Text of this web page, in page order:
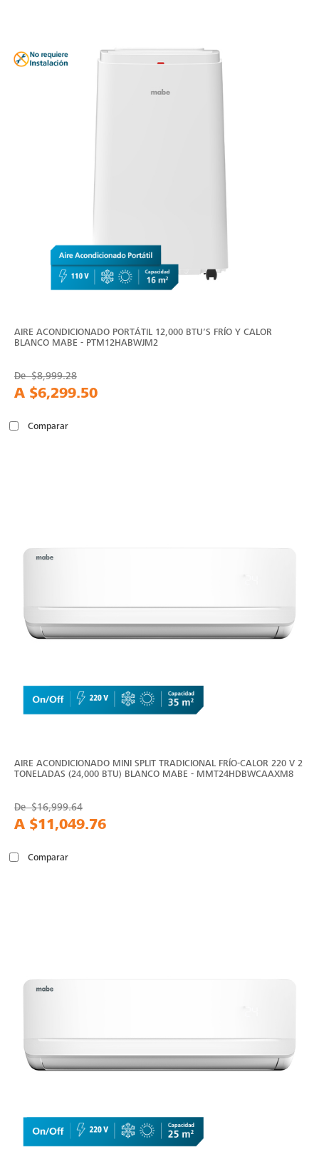
AIRE ACONDICIONADO PORTÁTIL 12,000 BTU’S FRÍO Y CALOR
BLANCO MABE - PTM12HABWJM2
De$8,999.28
A $6,299.50
Comparar
AIRE ACONDICIONADO MINI SPLIT TRADICIONAL FRÍO-CALOR 220 V 2
TONELADAS (24,000 BTU) BLANCO MABE - MMT24HDBWCAAXM8
De$16,999.64
A $11,049.76
Comparar